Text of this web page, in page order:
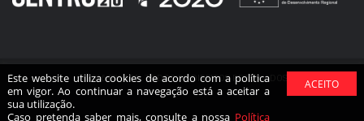
Este website utiliza cookies de acordo com a política
em vigor. Ao continuar a navegação está a aceitar a
sua utilização.
Caso pretenda saber mais, consulte a nossa Política
© 2016 FIWARE. TODOS OS DIREITOS RESERVADOS